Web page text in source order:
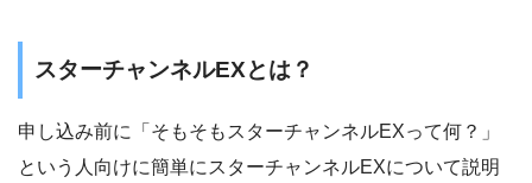
スターチャンネルEXとは？
申し込み前に「そもそもスターチャンネルEXって何？」
という人向けに簡単にスターチャンネルEXについて説明